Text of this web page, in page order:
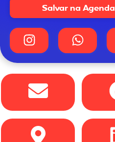
Salvar na Agenda